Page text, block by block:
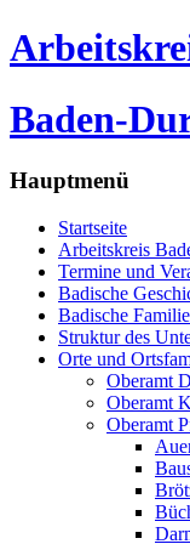
Baden-
Hauptmenü
Startseite
Arbeitskreis
Termine und
Badische
Badische
Struktur des
Orte und
Oberamt
Oberamt
Oberamt